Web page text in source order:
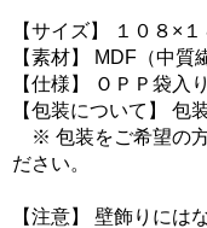
【サイズ】 １０８×
【素材】 MDF（中
【仕様】 ＯＰＰ袋入
【包装について】 包
※ 包装をご希望の方
ださい。
【注意】 壁飾りには